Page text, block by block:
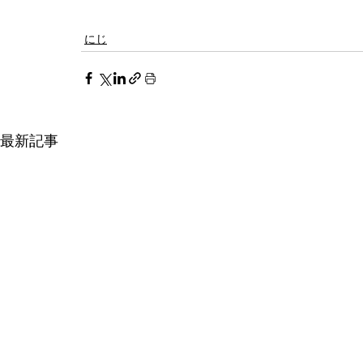
にじ
最新記事